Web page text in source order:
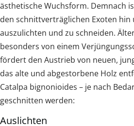
ästhetische Wuchsform. Demnach
den schnittverträglichen Exoten hin
auszulichten und zu schneiden.
besonders von einem
fördert den Austrieb von neuen,
das alte und abgestorbene Holz
Catalpa bignonioides – je nach
geschnitten werden:
Auslichten